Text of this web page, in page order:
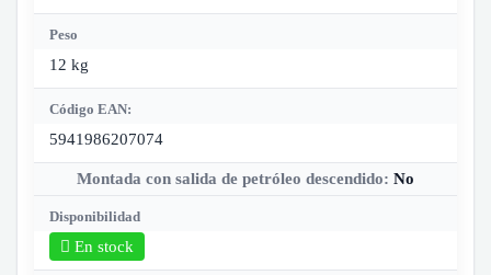
Peso
12 kg
Código EAN:
5941986207074
Montada con salida de petróleo descendido: No
Disponibilidad
En stock